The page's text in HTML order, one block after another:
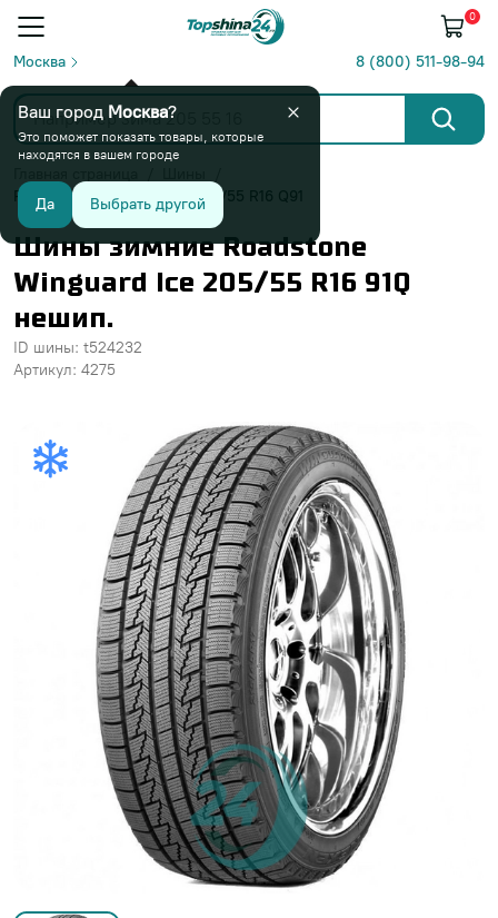
0
Москва 8 (800) 511-98-94
Roadstone Winguard Ice 205/55 R16 Q91
Шины зимние Roadstone
Winguard Ice 205/55 R16 91Q
нешип.
ID шины: t524232
Артикул: 4275
Ваш город Москва?
Это поможет показать товары, которые
находятся в вашем городе
Да Выбрать другой